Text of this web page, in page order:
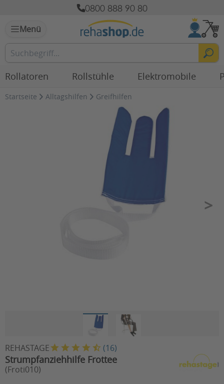
0800 888 90 80
Menü
Rollatoren Rollstühle Elektromobile
Startseite Alltagshilfen Greifhilfen
REHASTAGE (16)
Strumpfanziehhilfe Frottee
(Froti010)